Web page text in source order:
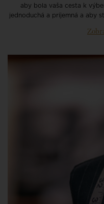
aby bola vaša cesta k
jednoduchá a príjemná a aby